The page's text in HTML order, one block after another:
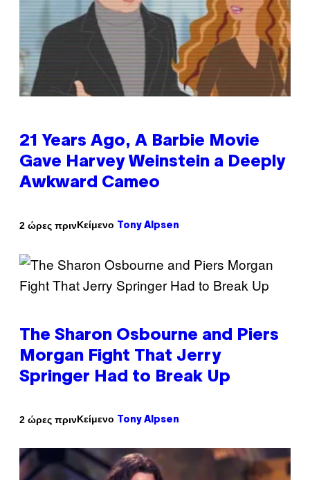
21 Years Ago, A Barbie Movie
Gave Harvey Weinstein a Deeply
Awkward Cameo
2 ώρες πρινΚείμενο Tony Alpsen
The Sharon Osbourne and Piers
Morgan Fight That Jerry
Springer Had to Break Up
2 ώρες πρινΚείμενο Tony Alpsen